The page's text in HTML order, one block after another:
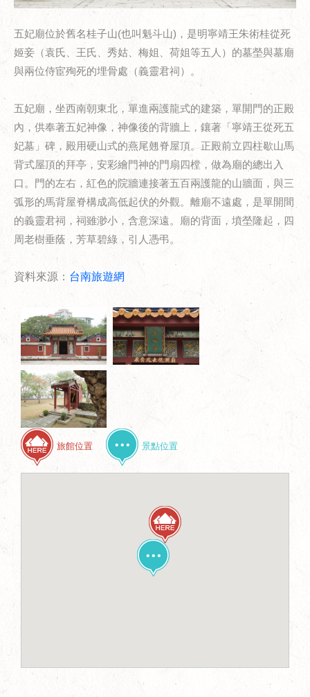
五妃廟位於舊名桂子山(也叫魁斗山) ，是明寧靖王朱術桂從死
姬妾（袁氏、王氏、秀姑、梅姐、荷姐等五人）的墓塋與墓廟
與兩位侍宦殉死的埋骨處（義靈君祠）。
五妃廟，坐西南朝東北，單進兩護龍式的建築，單開門的正殿
內，供奉著五妃神像，神像後的背牆上，鑲著「寧靖王從死五
妃墓」碑，殿用硬山式的燕尾翹脊屋頂。正殿前立四柱歇山馬
背式屋頂的拜亭，安彩繪門神的門扇四樘，做為廟的總出入
口。門的左右，紅色的院牆連接著五百兩護龍的山牆面，與三
弧形的馬背屋脊構成高低起伏的外觀。離廟不遠處，是單開間
的義靈君祠，祠雖渺小，含意深遠。廟的背面，墳塋隆起，四
周老樹垂蔭，芳草碧綠，引人憑弔。
資料來源： 台南旅遊網
旅館位置 景點位置